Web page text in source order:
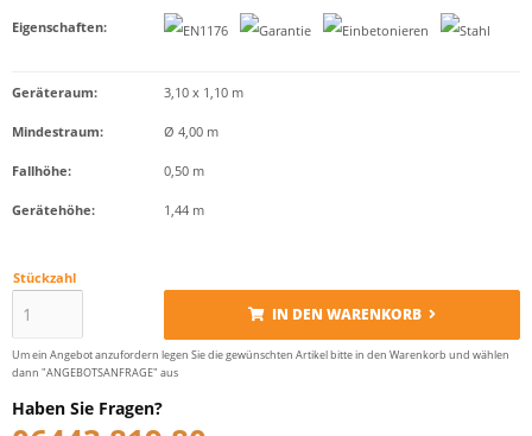
Eigenschaften:
Geräteraum: 3,10 x 1,10 m
Mindestraum: Ø 4,00 m
Fallhöhe: 0,50 m
Gerätehöhe: 1,44 m
Stückzahl
IN DEN WARENKORB
Um ein Angebot anzufordern legen Sie die gewünschten Artikel bitte in den Warenkorb und wählen
dann "ANGEBOTSANFRAGE" aus
Haben Sie Fragen?